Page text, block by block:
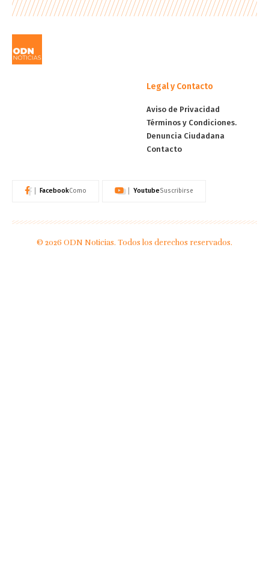
Legal y Contacto
Aviso de Privacidad
Términos y Condiciones.
Denuncia Ciudadana
Contacto
FacebookComo YoutubeSuscribirse
© 2026 ODN Noticias. Todos los derechos reservados.